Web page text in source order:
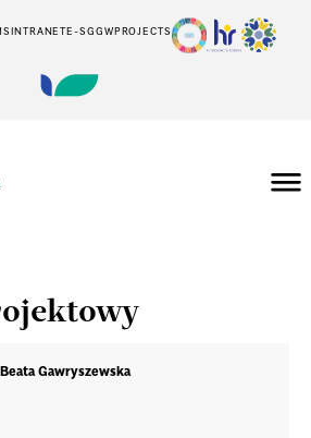
INTRANETE-SGGWPROJECTS
Gawryszewska